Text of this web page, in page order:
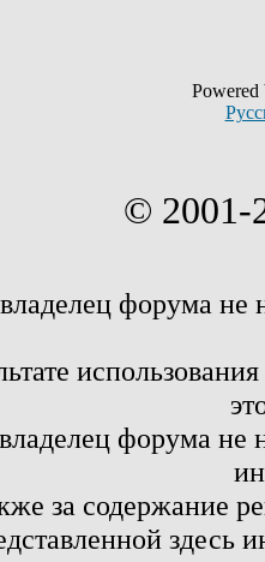
© 2001-
форума не
форума не
за содержание
здесь